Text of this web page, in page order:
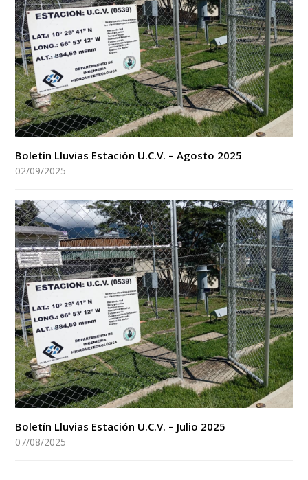
Boletín Lluvias Estación U.C.V. – Agosto 2025
02/09/2025
Boletín Lluvias Estación U.C.V. – Julio 2025
07/08/2025